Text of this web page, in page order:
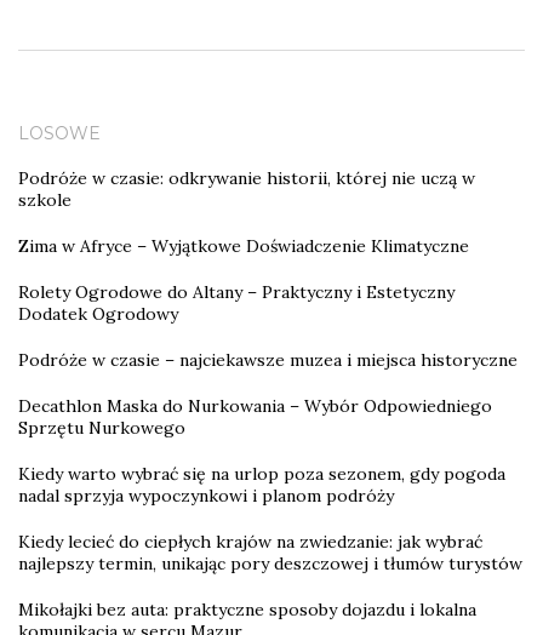
LOSOWE
Podróże w czasie: odkrywanie historii, której nie uczą w
szkole
Zima w Afryce – Wyjątkowe Doświadczenie Klimatyczne
Rolety Ogrodowe do Altany – Praktyczny i Estetyczny
Dodatek Ogrodowy
Podróże w czasie – najciekawsze muzea i miejsca historyczne
Decathlon Maska do Nurkowania – Wybór Odpowiedniego
Sprzętu Nurkowego
Kiedy warto wybrać się na urlop poza sezonem, gdy pogoda
nadal sprzyja wypoczynkowi i planom podróży
Kiedy lecieć do ciepłych krajów na zwiedzanie: jak wybrać
najlepszy termin, unikając pory deszczowej i tłumów turystów
Mikołajki bez auta: praktyczne sposoby dojazdu i lokalna